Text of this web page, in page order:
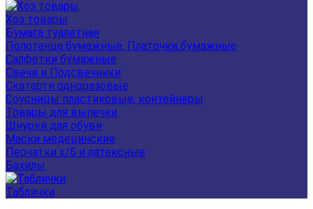
Хоз товары
Бумага туалетная
Полотенца бумажные, Платочки бумажные
Салфетки бумажные
Свечи и Подсвечники
Скатерти одноразовые
Соусницы пластиковые, контейнеры
Товары для выпечки
Шнурки для обуви
Маски медецинские
Перчатки х/б и латексные
Бахилы
Таблички